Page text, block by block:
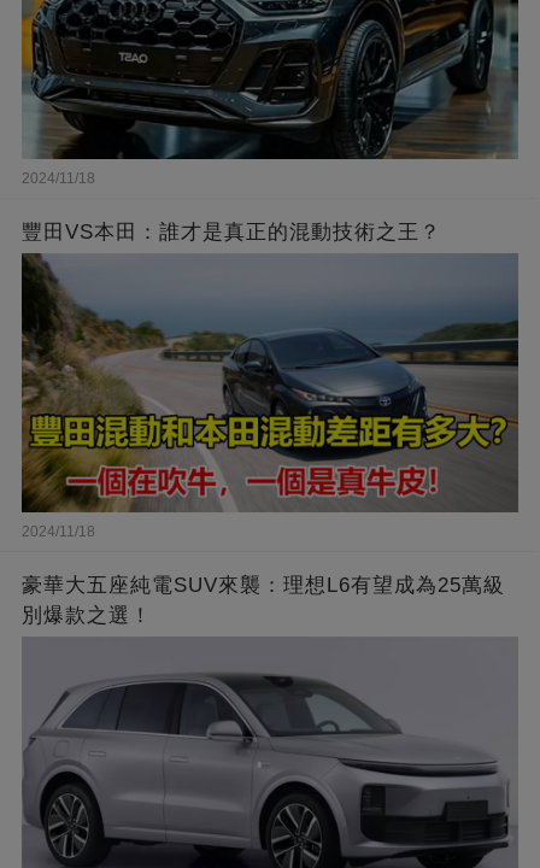
2024/11/18
豐田VS本田：誰才是真正的混動技術之王？
2024/11/18
豪華大五座純電SUV來襲：理想L6有望成為25萬級
別爆款之選！